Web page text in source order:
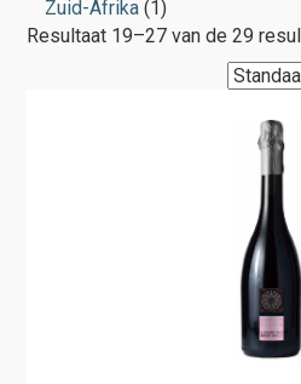
Zuid-Afrika (1)
Resultaat 19–27 van de 29